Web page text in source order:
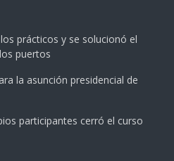
prácticos y se solucionó el
puertos
la asunción presidencial de
participantes cerró el curso